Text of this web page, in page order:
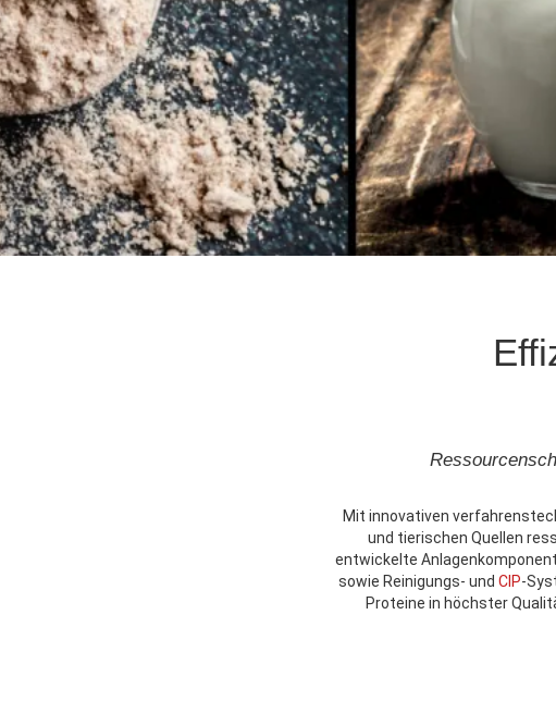
Sonderanlagen
Mit innovativen
und tierischen Quellen
entwickelte
sowie Reinigungs- und CIP-
Proteine in höchster